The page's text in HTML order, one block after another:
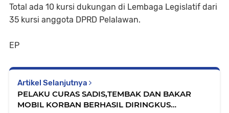
Total ada 10 kursi dukungan di Lembaga Legislatif dari
35 kursi anggota DPRD Pelalawan.
EP
Artikel Selanjutnya
PELAKU CURAS SADIS,TEMBAK DAN BAKAR
MOBIL KORBAN BERHASIL DIRINGKUS